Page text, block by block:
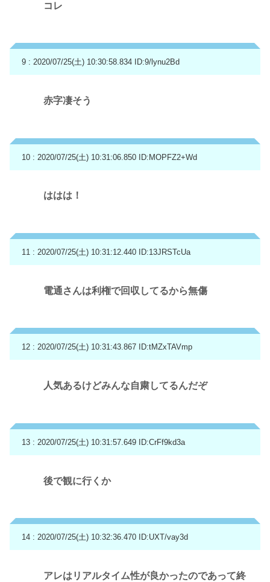
コレ
9 : 2020/07/25(土) 10:30:58.834 ID:9/lynu2Bd
赤字凄そう
10 : 2020/07/25(土) 10:31:06.850 ID:MOPFZ2+Wd
ははは！
11 : 2020/07/25(土) 10:31:12.440 ID:13JRSTcUa
電通さんは利権で回収してるから無傷
12 : 2020/07/25(土) 10:31:43.867 ID:tMZxTAVmp
人気あるけどみんな自粛してるんだぞ
13 : 2020/07/25(土) 10:31:57.649 ID:CrFf9kd3a
後で観に行くか
14 : 2020/07/25(土) 10:32:36.470 ID:UXT/vay3d
アレはリアルタイム性が良かったのであって終